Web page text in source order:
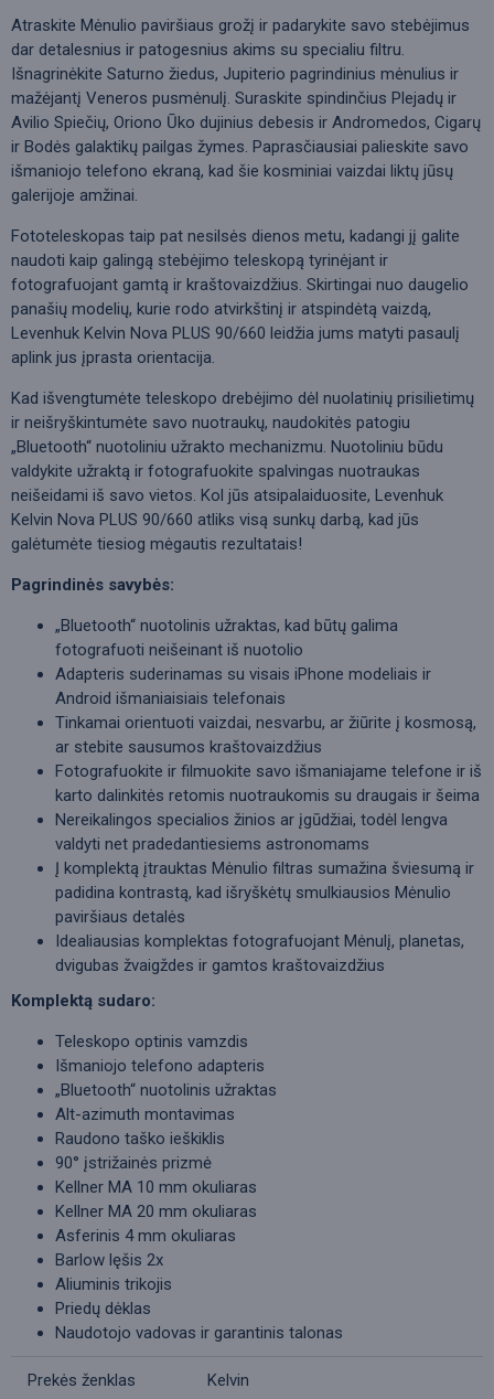
Atraskite Mėnulio paviršiaus grožį ir padarykite savo stebėjimus
dar detalesnius ir patogesnius akims su specialiu filtru.
Išnagrinėkite Saturno žiedus, Jupiterio pagrindinius mėnulius ir
mažėjantį Veneros pusmėnulį. Suraskite spindinčius Plejadų ir
Avilio Spiečių, Oriono Ūko dujinius debesis ir Andromedos, Cigarų
ir Bodės galaktikų pailgas žymes. Paprasčiausiai palieskite savo
išmaniojo telefono ekraną, kad šie kosminiai vaizdai liktų jūsų
galerijoje amžinai.
Fototeleskopas taip pat nesilsės dienos metu, kadangi jį galite
naudoti kaip galingą stebėjimo teleskopą tyrinėjant ir
fotografuojant gamtą ir kraštovaizdžius. Skirtingai nuo daugelio
panašių modelių, kurie rodo atvirkštinį ir atspindėtą vaizdą,
Levenhuk Kelvin Nova PLUS 90/660 leidžia jums matyti pasaulį
aplink jus įprasta orientacija.
Kad išvengtumėte teleskopo drebėjimo dėl nuolatinių prisilietimų
ir neišryškintumėte savo nuotraukų, naudokitės patogiu
„Bluetooth“ nuotoliniu užrakto mechanizmu. Nuotoliniu būdu
valdykite užraktą ir fotografuokite spalvingas nuotraukas
neišeidami iš savo vietos. Kol jūs atsipalaiduosite, Levenhuk
Kelvin Nova PLUS 90/660 atliks visą sunkų darbą, kad jūs
galėtumėte tiesiog mėgautis rezultatais!
Pagrindinės savybės:
„Bluetooth“ nuotolinis užraktas, kad būtų galima
fotografuoti neišeinant iš nuotolio
Adapteris suderinamas su visais iPhone modeliais ir
Android išmaniaisiais telefonais
Tinkamai orientuoti vaizdai, nesvarbu, ar žiūrite į kosmosą,
ar stebite sausumos kraštovaizdžius
Fotografuokite ir filmuokite savo išmaniajame telefone ir iš
karto dalinkitės retomis nuotraukomis su draugais ir šeima
Nereikalingos specialios žinios ar įgūdžiai, todėl lengva
valdyti net pradedantiesiems astronomams
Į komplektą įtrauktas Mėnulio filtras sumažina šviesumą ir
padidina kontrastą, kad išryškėtų smulkiausios Mėnulio
paviršiaus detalės
Idealiausias komplektas fotografuojant Mėnulį, planetas,
dvigubas žvaigždes ir gamtos kraštovaizdžius
Komplektą sudaro:
Teleskopo optinis vamzdis
Išmaniojo telefono adapteris
„Bluetooth“ nuotolinis užraktas
Alt-azimuth montavimas
Raudono taško ieškiklis
90° įstrižainės prizmė
Kellner MA 10 mm okuliaras
Kellner MA 20 mm okuliaras
Asferinis 4 mm okuliaras
Barlow lęšis 2x
Aliuminis trikojis
Priedų dėklas
Naudotojo vadovas ir garantinis talonas
Prekės ženklas Kelvin